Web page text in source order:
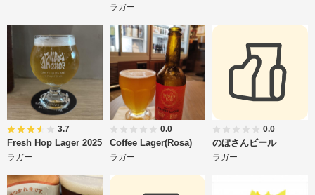
ラガー
3.7
Fresh Hop Lager 2025
ラガー
0.0
Coffee Lager(Rosa)
ラガー
0.0
のぼさんビール
ラガー